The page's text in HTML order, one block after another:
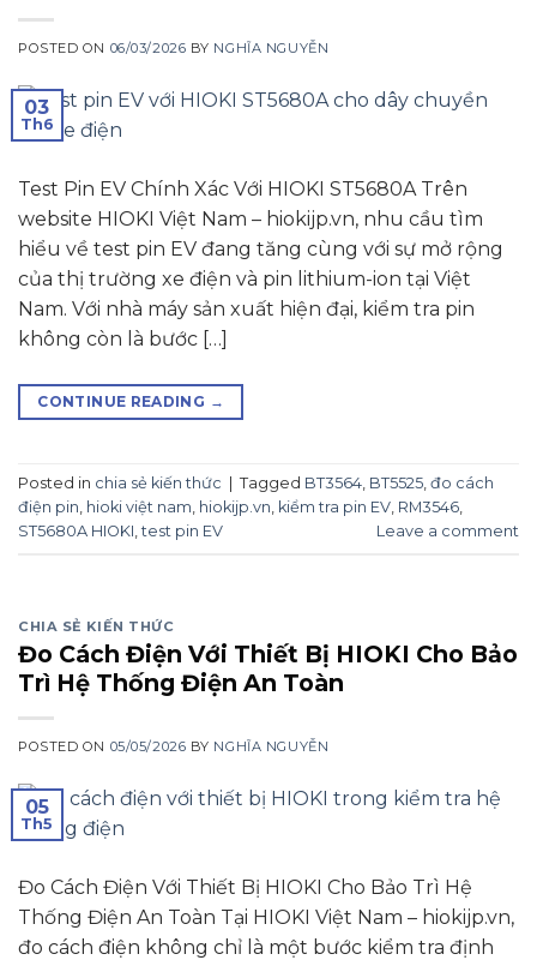
POSTED ON 06/03/2026 BY NGHĨA NGUYỄN
03
Th6
Test Pin EV Chính Xác Với HIOKI ST5680A Trên
website HIOKI Việt Nam – hiokijp.vn, nhu cầu tìm
hiểu về test pin EV đang tăng cùng với sự mở rộng
của thị trường xe điện và pin lithium-ion tại Việt
Nam. Với nhà máy sản xuất hiện đại, kiểm tra pin
không còn là bước […]
CONTINUE READING →
Posted in chia sẻ kiến thức Tagged BT3564 BT5525 đo cách
điện pin hioki việt nam hiokijp.vn kiểm tra pin EV RM3546
ST5680A HIOKI ,test pin EV Leave a comment
CHIA SẺ KIẾN THỨC
Đo Cách Điện Với Thiết Bị HIOKI Cho Bảo
Trì Hệ Thống Điện An Toàn
POSTED ON 05/05/2026 BY NGHĨA NGUYỄN
05
Th5
Đo Cách Điện Với Thiết Bị HIOKI Cho Bảo Trì Hệ
Thống Điện An Toàn Tại HIOKI Việt Nam – hiokijp.vn,
đo cách điện không chỉ là một bước kiểm tra định